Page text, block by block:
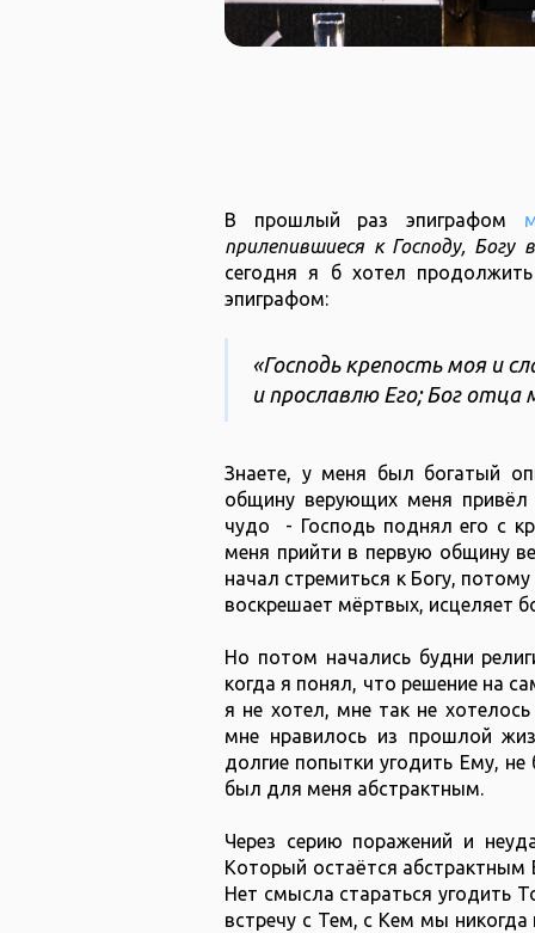
В прошлый раз эпиграфом
прилепившиеся к Господу,
сегодня я б хотел
эпиграфом:
«Господь крепость моя и
и прославлю Его; Бог отца
Знаете, у меня был богатый
общину верующих меня привёл
чудо - Господь поднял его с
меня прийти в первую общину
начал стремиться к Богу,
воскрешает мёртвых, исцеляет
Но потом начались будни
когда я понял, что решение на
я не хотел, мне так не
мне нравилось из прошлой
долгие попытки угодить Ему,
был для меня абстрактным.
Через серию поражений и
Который остаётся
Нет смысла стараться угодить
встречу с Тем, с Кем мы никогда